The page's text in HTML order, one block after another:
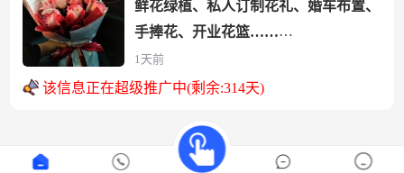
鲜花绿植、私人订制花礼、婚车布置、
手捧花、开业花篮……
地址：三堂市民广场对面静怡鲜花
电话：192****...
1天前
该信息正在超级推广中(剩余:314天)